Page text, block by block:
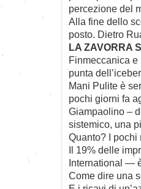
percezione del
Alla fine dello
posto. Dietro
LA ZAVORRA
Finmeccanica
punta
Mani Pulite è
pochi giorni fa
Giampaolino –
sistemico, una
Quanto? I
Il 19% delle
International —
Come dire una